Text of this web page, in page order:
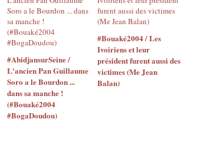
#AbidjansurSeine /
L'ancien Pan Guillaume
Soro a le Bourdon ...
dans sa manche !
(#Bouaké2004
#BogaDoudou)
#Bouaké2004 / Les
Ivoiriens et leur
président furent aussi des
victimes (Me Jean
Balan)